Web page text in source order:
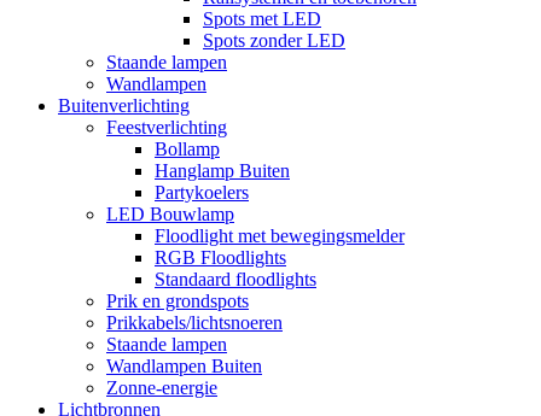
Spots met LED
Spots zonder LED
Staande lampen
Wandlampen
Buitenverlichting
Feestverlichting
Bollamp
Hanglamp Buiten
Partykoelers
LED Bouwlamp
Floodlight met bewegingsmelder
RGB Floodlights
Standaard floodlights
Prik en grondspots
Prikkabels/lichtsnoeren
Staande lampen
Wandlampen Buiten
Zonne-energie
Lichtbronnen